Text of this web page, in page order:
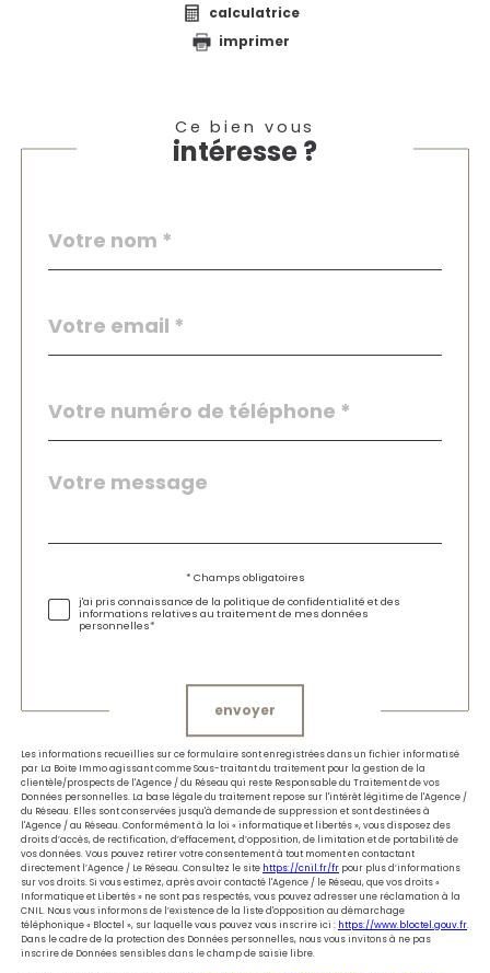
calculatrice
imprimer
Ce bien vous
intéresse ?
par
*
*
*
Fieldset
par
Message
*
* Champs obligatoires
j'ai pris connaissance de la politique de confidentialité et des
informations relatives au traitement de mes données
personnelles*
envoyer
Les informations recueillies sur ce formulaire sont enregistrées dans un fichier informatisé
par La Boite Immo agissant comme Sous-traitant du traitement pour la gestion de la
clientèle/prospects de l'Agence / du Réseau qui reste Responsable du Traitement de vos
Données personnelles. La base légale du traitement repose sur l'intérêt légitime de l'Agence /
du Réseau. Elles sont conservées jusqu'à demande de suppression et sont destinées à
l'Agence / au Réseau. Conformément à la loi « informatique et libertés », vous disposez des
droits d’accès, de rectification, d’effacement, d’opposition, de limitation et de portabilité de
vos données. Vous pouvez retirer votre consentement à tout moment en contactant
directement l’Agence / Le Réseau. Consultez le site https://cnil.fr/fr pour plus d’informations
sur vos droits. Si vous estimez, après avoir contacté l'Agence / le Réseau, que vos droits «
Informatique et Libertés » ne sont pas respectés, vous pouvez adresser une réclamation à la
CNIL. Nous vous informons de l’existence de la liste d'opposition au démarchage
téléphonique « Bloctel », sur laquelle vous pouvez vous inscrire ici : https://www.bloctel.gouv.fr.
Dans le cadre de la protection des Données personnelles, nous vous invitons à ne pas
inscrire de Données sensibles dans le champ de saisie libre.